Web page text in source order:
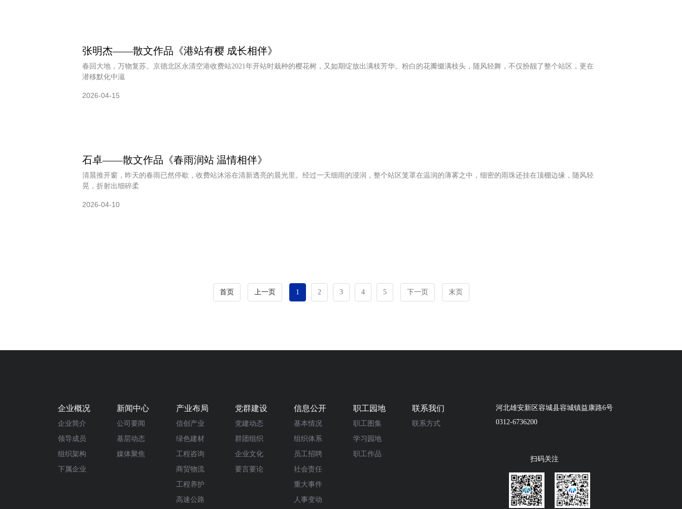
张明杰——散文作品《港站有樱 成长相伴》
春回大地，万物复苏。京德北区永清空港收费站2021年开站时栽种的樱花树，又如期绽放出满枝芳华。粉白的花瓣缀满枝头，随风轻舞，不仅扮靓了整个站区，更在
潜移默化中滋
2026-04-15
石卓——散文作品《春雨润站 温情相伴》
清晨推开窗，昨天的春雨已然停歇，收费站沐浴在清新透亮的晨光里。经过一天细雨的浸润，整个站区笼罩在温润的薄雾之中，细密的雨珠还挂在顶棚边缘，随风轻
晃，折射出细碎柔
2026-04-10
首页 上一页 1 2 3 4 5 下一页 末页
企业概况
企业简介
领导成员
组织架构
下属企业
新闻中心
公司要闻
基层动态
媒体聚焦
产业布局
信创产业
绿色建材
工程咨询
商贸物流
工程养护
高速公路
党群建设
党建动态
群团组织
企业文化
要言要论
信息公开
基本情况
组织体系
员工招聘
社会责任
重大事件
人事变动
职工园地
职工图集
学习园地
职工作品
联系我们
联系方式
河北雄安新区容城县容城镇益康路6号
0312-6736200
扫码关注